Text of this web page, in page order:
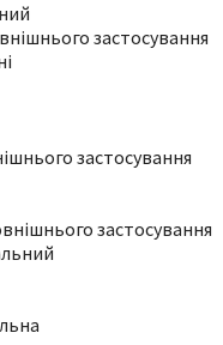
застосування
застосування
застосування